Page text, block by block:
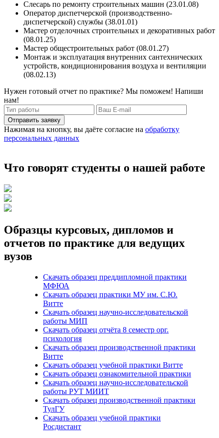
Слесарь по ремонту строительных машин (23.01.08)
Оператор диспетчерской (производственно-
диспетчерской) службы (38.01.01)
Мастер отделочных строительных и декоративных работ
(08.01.25)
Мастер общестроительных работ (08.01.27)
Монтаж и эксплуатация внутренних сантехнических
устройств, кондиционирования воздуха и вентиляции
(08.02.13)
Нужен готовый отчет по практике? Мы поможем! Напиши
нам!
Отправить заявку
Нажимая на кнопку, вы даёте согласие на обработку
персональных данных
Что говорят студенты о нашей работе
Образцы курсовых, дипломов и
отчетов по практике для ведущих
вузов
Скачать образец преддипломной практики
МФЮА
Скачать образец практики МУ им. С.Ю.
Витте
Скачать образец научно-исследовательской
работы МИП
Скачать образец отчёта 8 семестр орг.
психология
Скачать образец производственной практики
Витте
Скачать образец учебной практики Витте
Скачать образец ознакомительной практики
Скачать образец научно-исследовательской
работы РУТ МИИТ
Скачать образец производственной практики
ТулГУ
Скачать образец учебной практики
Росдистант